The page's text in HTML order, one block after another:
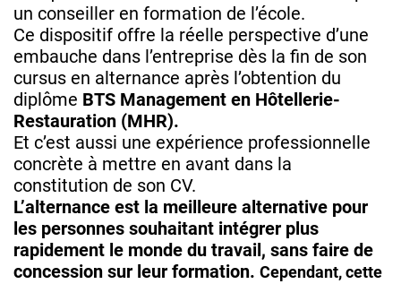
un conseiller en formation de l’école.
Ce dispositif offre la réelle perspective d’une
embauche dans l’entreprise dès la fin de son
cursus en alternance après l’obtention du
diplôme BTS Management en Hôtellerie-
Restauration (MHR).
Et c’est aussi une expérience professionnelle
concrète à mettre en avant dans la
constitution de son CV.
L’alternance est la meilleure alternative pour
les personnes souhaitant intégrer plus
rapidement le monde du travail, sans faire de
concession sur leur formation. Cependant, cette